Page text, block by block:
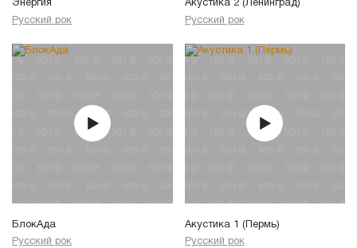
Энергия
Русский рок
Акустика 2 (Ленинград)
Русский рок
БлокАда
Русский рок
Акустика 1 (Пермь)
Русский рок